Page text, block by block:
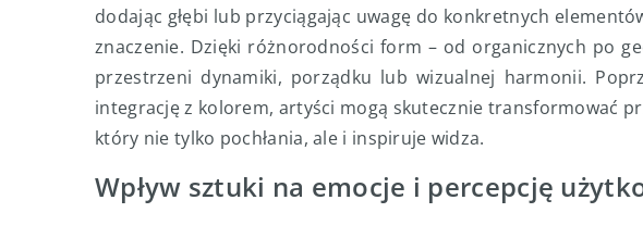
dodając głębi lub przyciągając uwagę do konkretnych
znaczenie. Dzięki różnorodności form – od organicznych po
przestrzeni dynamiki, porządku lub wizualnej harmonii.
integrację z kolorem, artyści mogą skutecznie transformować
który nie tylko pochłania, ale i inspiruje widza.
Wpływ sztuki na emocje i percepcję